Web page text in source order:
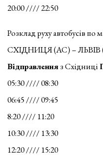
20:00 //// 22:50
Розклад руху автобусів по
СХІДНИЦЯ (АС) – ЛЬВІВ
Відправленняз Східниці
05:30 //// 08:30
06:45 //// 09:45
8:20 //// 11:20
10:30 //// 13:30
12:20 //// 15:20